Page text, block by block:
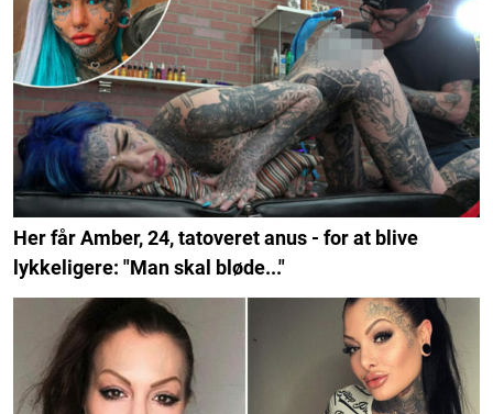
Her får Amber, 24, tatoveret anus - for at blive
lykkeligere: "Man skal bløde..."